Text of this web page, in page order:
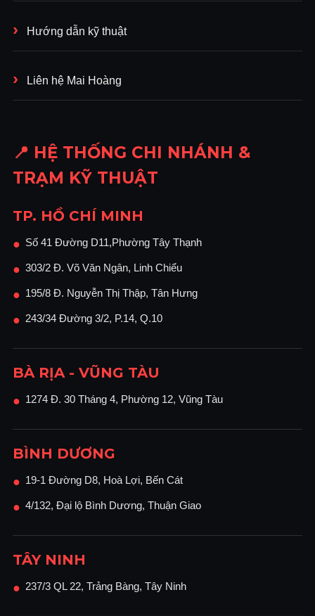
Hướng dẫn kỹ thuật
Liên hệ Mai Hoàng
📍 HỆ THỐNG CHI NHÁNH &
TRẠM KỸ THUẬT
TP. HỒ CHÍ MINH
● Số 41 Đường D11,Phường Tây Thạnh
● 303/2 Đ. Võ Văn Ngân, Linh Chiểu
● 195/8 Đ. Nguyễn Thị Thập, Tân Hưng
● 243/34 Đường 3/2, P.14, Q.10
BÀ RỊA - VŨNG TÀU
● 1274 Đ. 30 Tháng 4, Phường 12, Vũng Tàu
BÌNH DƯƠNG
● 19-1 Đường D8, Hoà Lợi, Bến Cát
● 4/132, Đại lộ Bình Dương, Thuận Giao
TÂY NINH
● 237/3 QL 22, Trảng Bàng, Tây Ninh